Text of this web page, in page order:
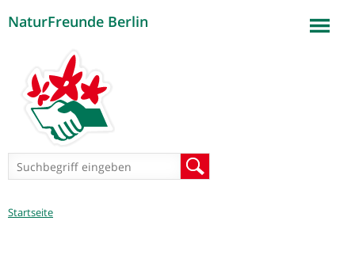
NaturFreunde Berlin
Suchformular
Sie
Startseite